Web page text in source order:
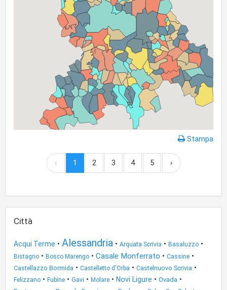
Stampa
‹ 1 2 3 4 5 ›
Città
Acqui Terme • Alessandria • Arquata Scrivia • Basaluzzo •
Bistagno • Bosco Marengo • Casale Monferrato • Cassine •
Castellazzo Bormida • Castelletto d'Orba • Castelnuovo Scrivia •
Felizzano • Fubine • Gavi • Molare • Novi Ligure • Ovada •